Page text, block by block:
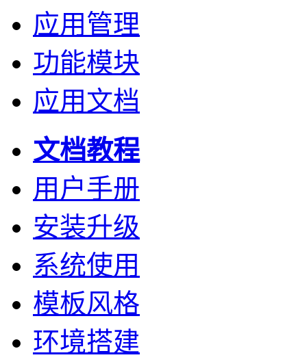
应用管理
功能模块
应用文档
文档教程
用户手册
安装升级
系统使用
模板风格
环境搭建